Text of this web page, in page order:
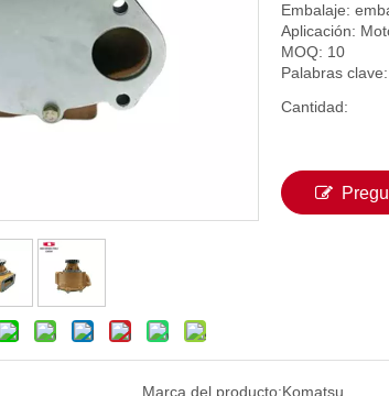
Embalaje:
Aplicación:
MOQ: 10
Palabras
Cantidad:
Marca del producto:Komatsu